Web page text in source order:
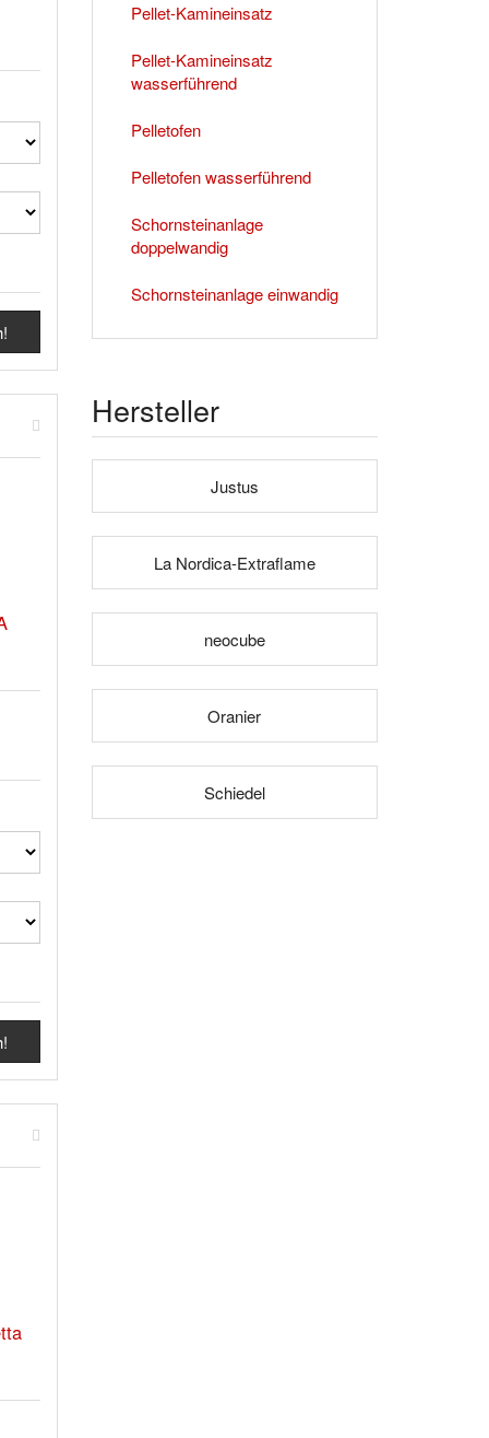
Pellet-Kamineinsatz
Pellet-Kamineinsatz
wasserführend
Pelletofen
Pelletofen wasserführend
Schornsteinanlage
doppelwandig
Schornsteinanlage einwandig
Hersteller
Justus
La Nordica-Extraflame
neocube
Oranier
Schiedel